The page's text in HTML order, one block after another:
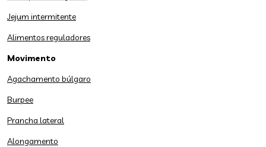
Jejum intermitente
Alimentos reguladores
Movimento
Agachamento búlgaro
Burpee
Prancha lateral
Alongamento